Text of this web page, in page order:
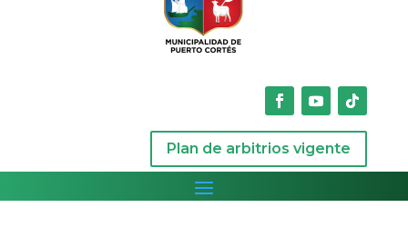
Plan de arbitrios vigente